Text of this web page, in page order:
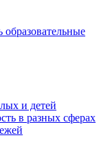
образовательные
и детей
в разных сферах